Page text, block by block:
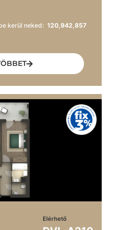
kerül neked: 120,942,857
Elérhető